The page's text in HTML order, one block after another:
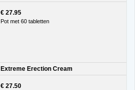
€ 27.95
Pot met 60 tabletten
Extreme Erection Cream
€ 27.50